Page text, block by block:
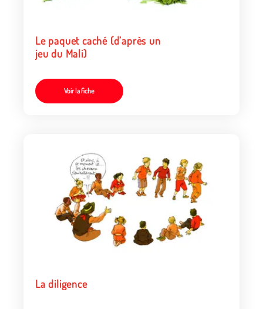
Le paquet caché (d’après un
jeu du Mali)
Voir la fiche
La diligence